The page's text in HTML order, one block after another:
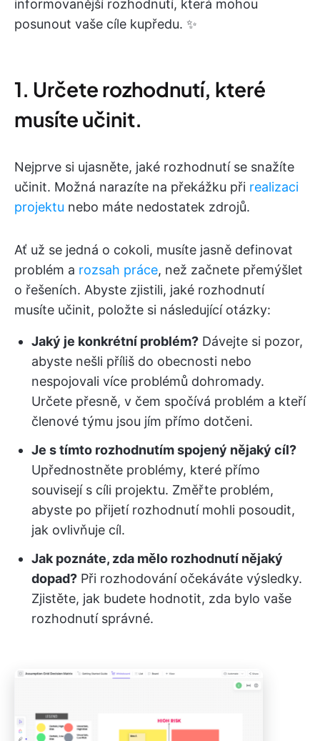
informovanější rozhodnutí, která mohou
posunout vaše cíle kupředu. ✨
1. Určete rozhodnutí, které
musíte učinit.
Nejprve si ujasněte, jaké rozhodnutí se snažíte
učinit. Možná narazíte na překážku při realizaci
projektu nebo máte nedostatek zdrojů.
Ať už se jedná o cokoli, musíte jasně definovat
problém a rozsah práce, než začnete přemýšlet
o řešeních. Abyste zjistili, jaké rozhodnutí
musíte učinit, položte si následující otázky:
Jaký je konkrétní problém? Dávejte si pozor,
abyste nešli příliš do obecnosti nebo
nespojovali více problémů dohromady.
Určete přesně, v čem spočívá problém a kteří
členové týmu jsou jím přímo dotčeni.
Je s tímto rozhodnutím spojený nějaký cíl?
Upřednostněte problémy, které přímo
souvisejí s cíli projektu. Změřte problém,
abyste po přijetí rozhodnutí mohli posoudit,
jak ovlivňuje cíl.
Jak poznáte, zda mělo rozhodnutí nějaký
dopad? Při rozhodování očekáváte výsledky.
Zjistěte, jak budete hodnotit, zda bylo vaše
rozhodnutí správné.